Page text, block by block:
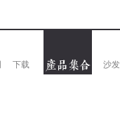
下载 沙发